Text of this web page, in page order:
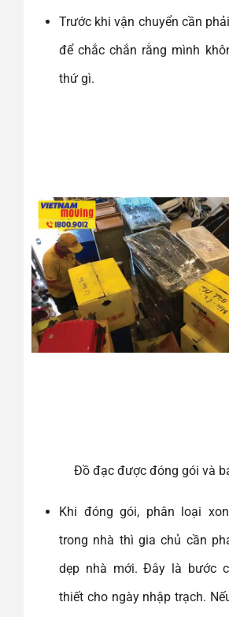
Trước khi vận chuyển cần
để chắc chắn rằng mình
thứ gì.
Đồ đạc được đóng gói và
Khi đóng gói, phân loại
trong nhà thì gia chủ cần
dẹp nhà mới. Đây là bước
thiết cho ngày nhập trạch.